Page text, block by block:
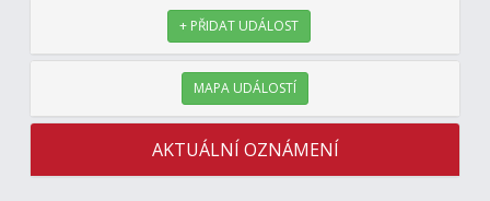
+ PŘIDAT UDÁLOST
MAPA UDÁLOSTÍ
AKTUÁLNÍ OZNÁMENÍ